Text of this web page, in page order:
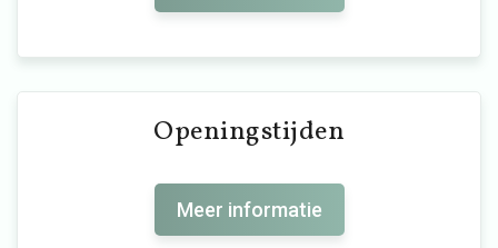
Openingstijden
Meer informatie